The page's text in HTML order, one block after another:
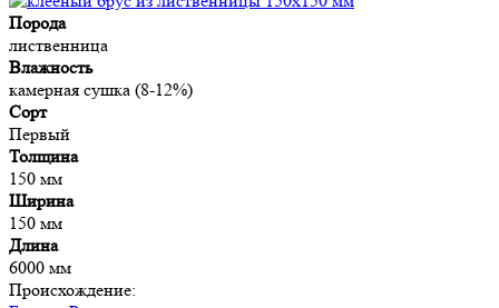
Порода
лиственница
Влажность
камерная сушка (8-12%)
Сорт
Первый
Толщина
150 мм
Ширина
150 мм
Длина
6000 мм
Происхождение: